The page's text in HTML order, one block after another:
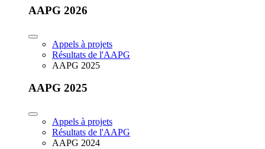
AAPG 2026
Appels à projets
Résultats de l'AAPG
AAPG 2025
AAPG 2025
Appels à projets
Résultats de l'AAPG
AAPG 2024